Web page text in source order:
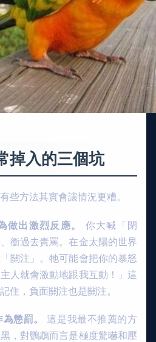
掉入的三個坑
些方法其實會讓情況更糟。
做出激烈反應。
你大喊「閉
衝過去責罵。在金太陽的世界
關注」。牠可能會把你的暴怒
人就會激動地跟我互動！」這
住，負面關注也是關注。
懲罰。
這是我最不推薦的方
，對鸚鵡而言是極度驚嚇和壓